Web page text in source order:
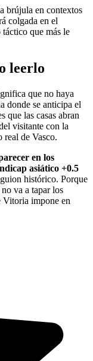
brújula en contextos
colgada en el
que más le
leerlo
que no haya
donde se anticipa el
que las casas abran
visitante con la
real de Vasco.
en los
asiático +0.5
histórico. Porque
va a tapar los
Vitoria impone en